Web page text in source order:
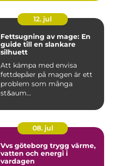
12. jul
Fettsugning av mage: En
guide till en slankare
silhuett
Att kämpa med envisa
fettdepåer på magen är ett
problem som många
st&aum...
08. jul
Vvs göteborg trygg värme,
vatten och energi i
vardagen